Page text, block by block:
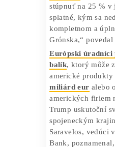
ktoré odmietli
prevziať
Trumpove
Trump cez
uviedol, že
Francúzsko,
kráľovstvo,
10 % clu
od
stúpnuť na 25